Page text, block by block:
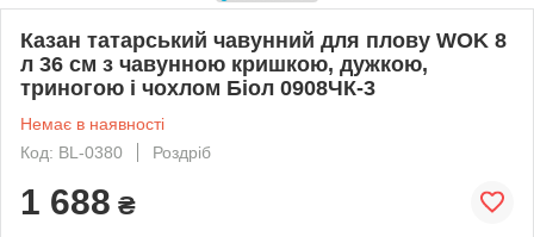
Казан татарський чавунний для плову WOK 8
л 36 см з чавунною кришкою, дужкою,
триногою і чохлом Біол 0908ЧК-3
Немає в наявності
Код: BL-0380
Роздріб
1 688 ₴